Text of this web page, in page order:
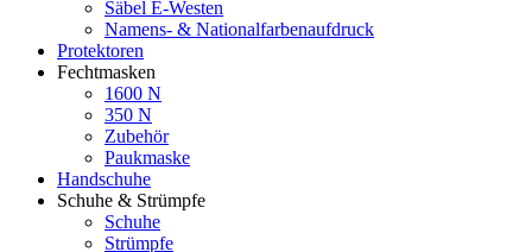
Säbel E-Westen
Namens- & Nationalfarbenaufdruck
Protektoren
Fechtmasken
1600 N
350 N
Zubehör
Paukmaske
Handschuhe
Schuhe & Strümpfe
Schuhe
Strümpfe